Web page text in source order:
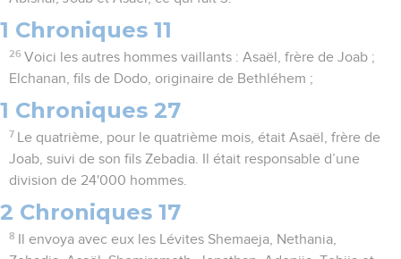
1 Chroniques 11
26 Voici les autres hommes vaillants : Asaël, frère de Joab ;
Elchanan, fils de Dodo, originaire de Bethléhem ;
1 Chroniques 27
7
Le quatrième, pour le quatrième mois, était Asaël, frère de
Joab, suivi de son fils Zebadia. Il était responsable d’une
division de 24'000 hommes.
2 Chroniques 17
8
Il envoya avec eux les Lévites Shemaeja, Nethania,